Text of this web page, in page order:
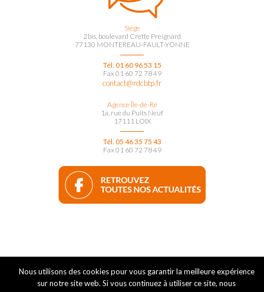
Siège
2bis, boulevard Crette Preignard
77130 MONTEREAU-FAULT-YONNE
Tél. 01 60 96 53 15
Fax 01 60 72 78 49
contact@rdcbtp.fr
Agence Île-de-Ré
1a, rue du Puits Neuf
17111 LOIX
Tél. 05 46 35 75 43
Fax 01 60 72 78 49
Nous utilisons des cookies pour vous garantir la meilleure expérience
sur notre site web. Si vous continuez à utiliser ce site, nous